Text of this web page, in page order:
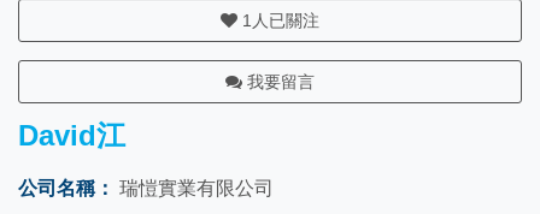
1 人已關注
我要留言
David江
公司名稱： 瑞愷實業有限公司